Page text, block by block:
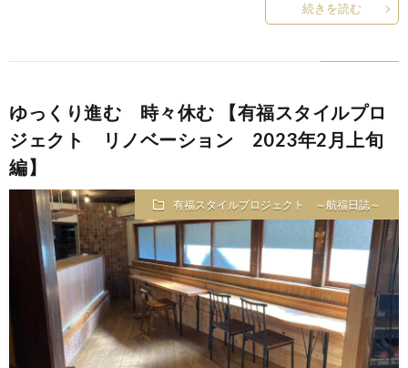
続きを読む
ゆっくり進む 時々休む 【有福スタイルプロ
ジェクト リノベーション 2023年2月上旬
編】
有福スタイルプロジェクト ～航福日誌～